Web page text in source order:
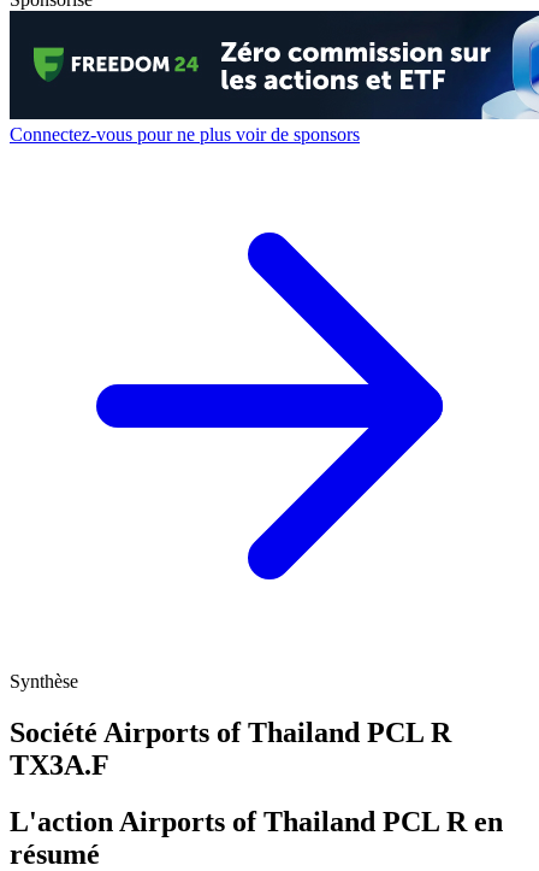
Connectez-vous pour ne plus voir de sponsors
Synthèse
Société Airports of Thailand PCL R
TX3A.F
L'action Airports of Thailand PCL R en
résumé